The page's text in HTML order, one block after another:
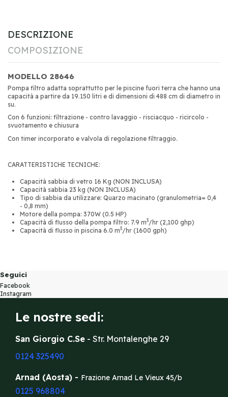
DESCRIZIONE
COMPOSIZIONE
MODELLO 28646
Pompa filtro adatta soprattutto per le piscine fuori terra che hanno una
capacità a partire da 19.150 litri e di dimensioni di 488 cm di diametro in
su.
Con 6 funzioni: filtrazione - contro lavaggio - risciacquo - ricircolo -
svuotamento e chiusura
Con timer incorporato e valvola di regolazione filtraggio.
CARATTERISTICHE TECNICHE:
Capacità sabbia di vetro 16 Kg (NON INCLUSA)
Capacità sabbia 23 kg (NON INCLUSA)
Tipo di sabbia da utilizzare: Quarzo macinato (granulometria= 0,4
- 0,8 mm)
Motore della pompa: 370W (0.5 HP)
Capacità di flusso della pompa filtro: 7.9 m3/hr (2,100 ghp)
Capacità di flusso in piscina 6.0 m3/hr (1600 gph)
Seguici
Facebook
Instagram
Le nostre sedi:
San Giorgio C.Se - Str. Montalenghe 29
0124 325490
Arnad (Aosta) - Frazione Arnad Le Vieux 45/b
0125 968804